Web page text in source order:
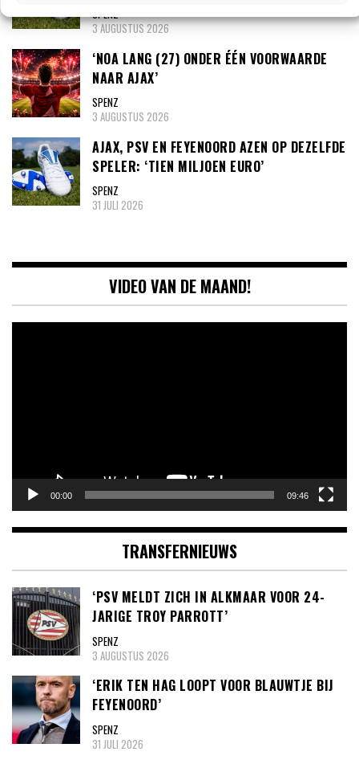
SPENZ
3 AUGUSTUS 2026
‘NOA LANG (27) ONDER ÉÉN VOORWAARDE
NAAR AJAX’
SPENZ
3 AUGUSTUS 2026
AJAX, PSV EN FEYENOORD AZEN OP DEZELFDE
SPELER: ‘TIEN MILJOEN EURO’
SPENZ
31 JULI 2026
VIDEO VAN DE MAAND!
00:00 09:46
TRANSFERNIEUWS
‘PSV MELDT ZICH IN ALKMAAR VOOR 24-
JARIGE TROY PARROTT’
SPENZ
3 AUGUSTUS 2026
‘ERIK TEN HAG LOOPT VOOR BLAUWTJE BIJ
FEYENOORD’
SPENZ
31 JULI 2026